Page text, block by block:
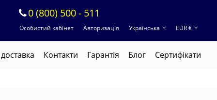
0 (800) 500 - 511
Особистий кабінет Авторизація Українська EUR €
Контакти Гарантія Блог Cертифікати